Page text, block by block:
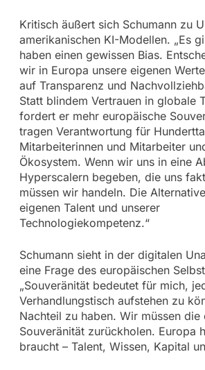
Kritisch äußert sich Schumann zu
amerikanischen KI-Modellen. „Es
haben einen gewissen Bias.
wir in Europa unsere eigenen
auf Transparenz und
Statt blindem Vertrauen in globale
fordert er mehr europäische
tragen Verantwortung für
Mitarbeiterinnen und Mitarbeiter
Ökosystem. Wenn wir uns in eine
Hyperscalern begeben, die uns
müssen wir handeln. Die
eigenen Talent und unserer
Technologiekompetenz.“
Schumann sieht in der digitalen
eine Frage des europäischen
„Souveränität bedeutet für mich,
Verhandlungstisch aufstehen zu
Nachteil zu haben. Wir müssen die
Souveränität zurückholen. Europa
braucht – Talent, Wissen, Kapital